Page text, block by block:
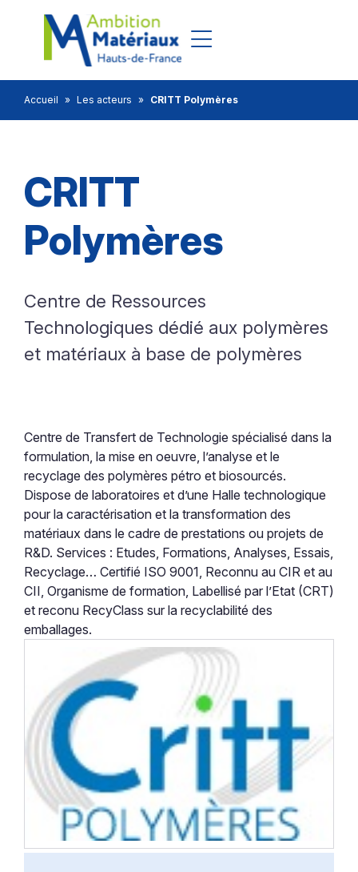
Accueil » Les acteurs » CRITT Polymères
CRITT
Polymères
Centre de Ressources
Technologiques dédié aux polymères
et matériaux à base de polymères
Centre de Transfert de Technologie spécialisé dans la
formulation, la mise en oeuvre, l’analyse et le
recyclage des polymères pétro et biosourcés.
Dispose de laboratoires et d’une Halle technologique
pour la caractérisation et la transformation des
matériaux dans le cadre de prestations ou projets de
R&D. Services : Etudes, Formations, Analyses, Essais,
Recyclage… Certifié ISO 9001, Reconnu au CIR et au
CII, Organisme de formation, Labellisé par l’Etat (CRT)
et reconu RecyClass sur la recyclabilité des
emballages.